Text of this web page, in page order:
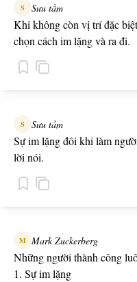
S Sưu tầm
Khi không còn vị trí đặc
chọn cách im lặng và ra đi.
S Sưu tầm
Sự im lặng đôi khi làm
lời nói.
M Mark Zuckerberg
Những người thành công
1. Sự im lặng